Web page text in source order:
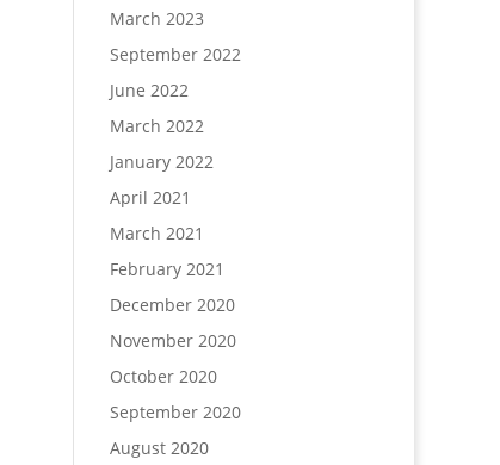
March 2023
September 2022
June 2022
March 2022
January 2022
April 2021
March 2021
February 2021
December 2020
November 2020
October 2020
September 2020
August 2020